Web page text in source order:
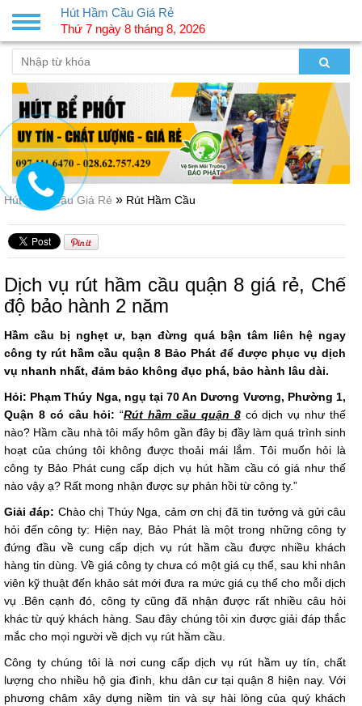
Hút Hầm Cầu Giá Rẻ » Rút Hầm Cầu
Dịch vụ rút hầm cầu quận 8 giá rẻ, Chế
độ bảo hành 2 năm
Hầm cầu bị nghẹt ư, bạn đừng quá bận tâm liên hệ ngay
công ty rút hầm cầu quận 8 Bảo Phát để được phục vụ dịch
vụ nhanh nhất, đảm bảo không đục phá, bảo hành lâu dài.
Hỏi: Phạm Thúy Nga, ngụ tại 70 An Dương Vương, Phường 1,
Quận 8 có câu hỏi: “Rút hầm cầu quận 8có dịch vụ như thế
nào? Hầm cầu nhà tôi mấy hôm gần đây bị đầy làm quá trình sinh
hoạt của chúng tôi không được thoải mái lắm. Tôi muốn hỏi là
công ty Bảo Phát cung cấp dịch vụ hút hầm cầu có giá như thế
nào vậy ạ? Rất mong nhận được sự phản hồi từ công ty.”
Giải đáp: Chào chị Thúy Nga, cảm ơn chị đã tin tưởng và gửi câu
hỏi đến công ty: Hiện nay, Bảo Phát là một trong những công ty
đứng đầu về cung cấp dịch vụ rút hầm cầu được nhiều khách
hàng tin dùng. Về giá công ty chưa có một giá cụ thể, sau khi nhân
viên kỹ thuật đến khảo sát mới đưa ra mức giá cụ thể cho mỗi dịch
vụ .Bên cạnh đó, công ty cũng đã nhận được rất nhiều câu hỏi
khác từ quý khách hàng. Sau đây chúng tôi xin được giải đáp thắc
mắc cho mọi người về dịch vụ rút hầm cầu.
Công ty chúng tôi là nơi cung cấp dịch vụ rút hầm uy tín, chất
lượng cho nhiều hộ gia đình, khu dân cư tại quận 8 hiện nay. Với
phương châm xây dựng niềm tin và sự hài lòng của quý khách
Toggle
navigation
Hút Hầm Cầu Giá Rẻ
Thứ 7 ngày 8 tháng 8, 2026